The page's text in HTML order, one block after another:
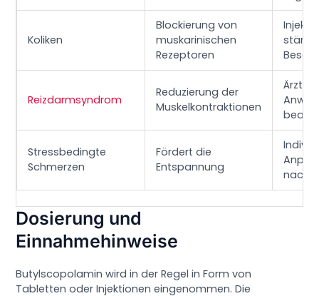
Koliken
Blockierung von
muskarinischen
Rezeptoren
Reizdarmsyndrom
Reduzierung der
Muskelkontraktionen
Stressbedingte
Schmerzen
Fördert die
Entspannung
nach
Dosierung und
Einnahmehinweise
Butylscopolamin wird in der Regel in Form von
Tabletten oder Injektionen eingenommen. Die